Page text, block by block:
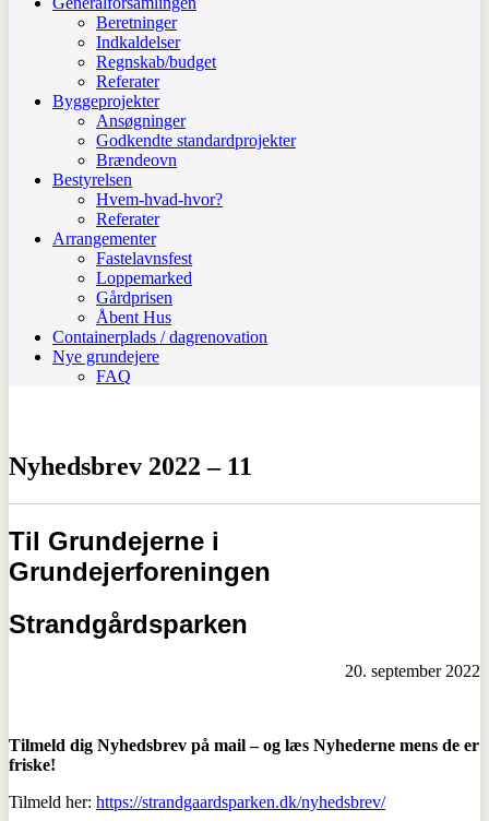
Beretninger
Indkaldelser
Regnskab/budget
Referater
Byggeprojekter
Ansøgninger
Godkendte standardprojekter
Brændeovn
Bestyrelsen
Hvem-hvad-hvor?
Referater
Arrangementer
Fastelavnsfest
Loppemarked
Gårdprisen
Åbent Hus
Containerplads / dagrenovation
Nye grundejere
FAQ
Nyhedsbrev 2022 – 11
Til Grundejerne i
Grundejerforeningen
Strandgårdsparken
20. september 2022
Tilmeld dig Nyhedsbrev på mail – og læs Nyhederne mens de er
friske!
Tilmeld her: https://strandgaardsparken.dk/nyhedsbrev/